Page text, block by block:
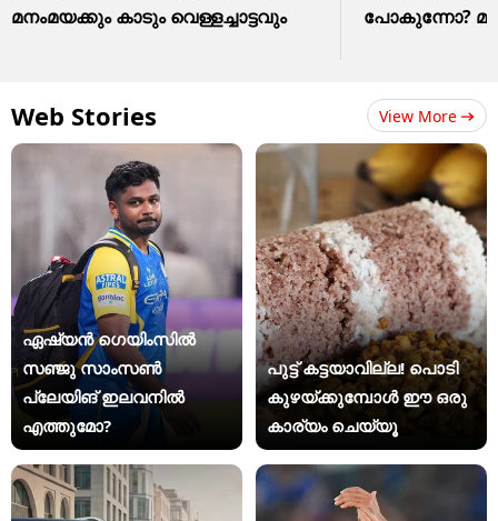
മനംമയക്കും കാടും വെള്ളച്ചാട്ടവും
പോകുന്നോ?
Web Stories View More
ഏഷ്യന്‍ ഗെയിംസില്‍
സഞ്ജു സാംസണ്‍
പ്ലേയിങ് ഇലവനില്‍
എത്തുമോ?
പുട്ട് കട്ടയാവില്ല! പൊടി
കുഴയ്ക്കുമ്പോൾ ഈ ഒരു
കാര്യം ചെയ്യൂ